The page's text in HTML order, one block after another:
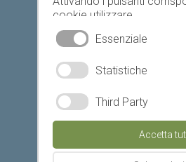
© www.drescher.it - Webdesign in
colofone
cookie utilizzare.
Cliccando su "Accetta
o "Rifiuta selezione",
Il tuo consenso Puoi
Essenziale
Statistiche
Third Party
Accetta